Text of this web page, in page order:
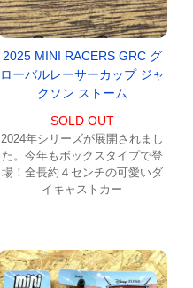
2025 MINI RACERS GRC グ
ローバルレーサーカップ ジャ
クソン ストーム
SOLD OUT
2024年シリーズが展開されまし
た。今年もボックスタイプで登
場！全長約４センチの可愛いダ
イキャストカー